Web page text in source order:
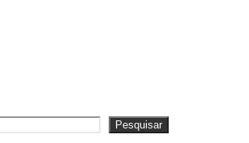
Pesquisar